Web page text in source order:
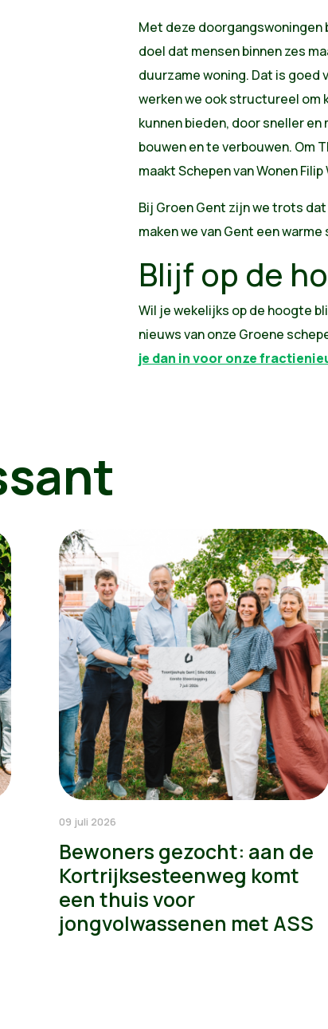
Met deze
doel dat mensen binnen zes
duurzame woning. Dat is goed
werken we ook structureel om
kunnen bieden, door sneller
bouwen en te verbouwen. Om
maakt Schepen van Wonen
Bij Groen Gent zijn we trots
maken we van Gent een
Blijf op de
Wil je wekelijks op de hoogte
nieuws van onze Groene
je dan in voor onze
09 juli 2026
Bewoners gezocht: aan de
Kortrijksesteenweg komt
een thuis voor
jongvolwassenen met ASS